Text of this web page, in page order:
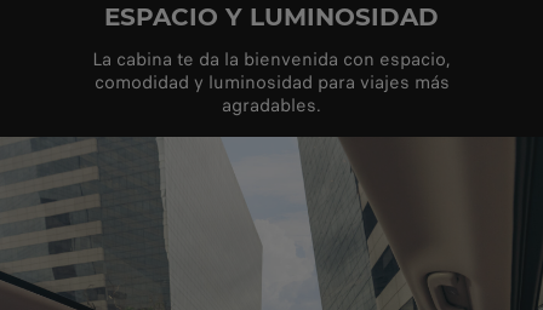
ESPACIO Y LUMINOSIDAD
La cabina te da la bienvenida con espacio,
comodidad y luminosidad para viajes más
agradables.